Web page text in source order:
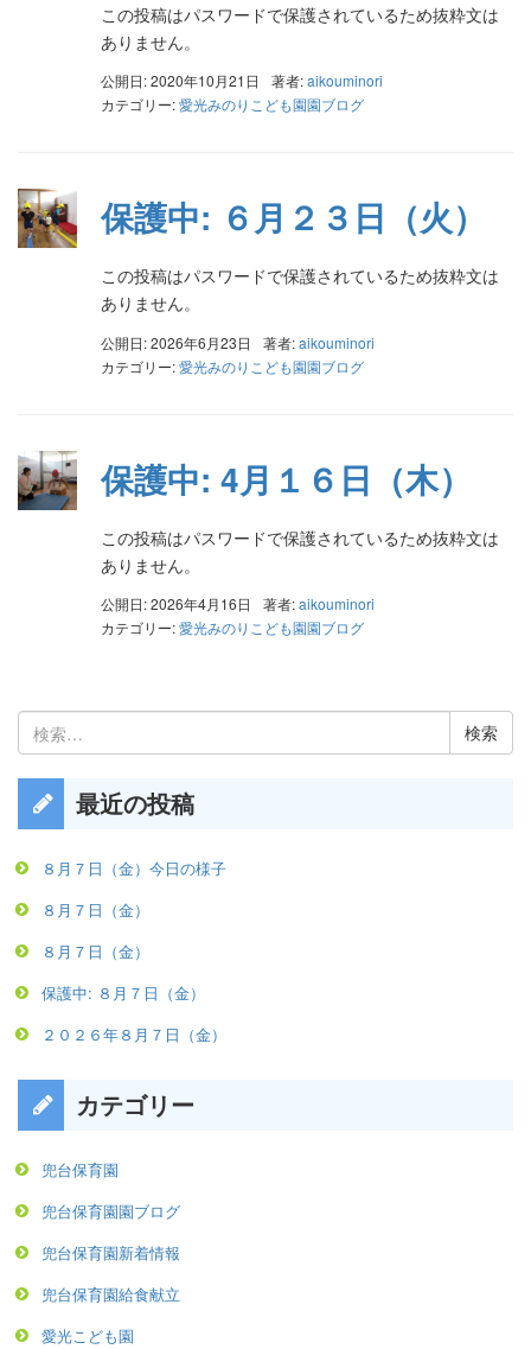
この投稿はパスワードで保護されているため抜粋文は
ありません。
公開日: 2020年10月21日 著者:aikouminori
カテゴリー:愛光みのりこども園園ブログ
保護中: ６月２３日（火）
この投稿はパスワードで保護されているため抜粋文は
ありません。
公開日: 2026年6月23日 著者:aikouminori
カテゴリー:愛光みのりこども園園ブログ
保護中: 4月１６日（木）
この投稿はパスワードで保護されているため抜粋文は
ありません。
公開日: 2026年4月16日 著者:aikouminori
カテゴリー:愛光みのりこども園園ブログ
検
索:
最近の投稿
８月７日（金）今日の様子
８月７日（金）
８月７日（金）
保護中: ８月７日（金）
２０２６年８月７日（金）
カテゴリー
兜台保育園
兜台保育園園ブログ
兜台保育園新着情報
兜台保育園給食献立
愛光こども園